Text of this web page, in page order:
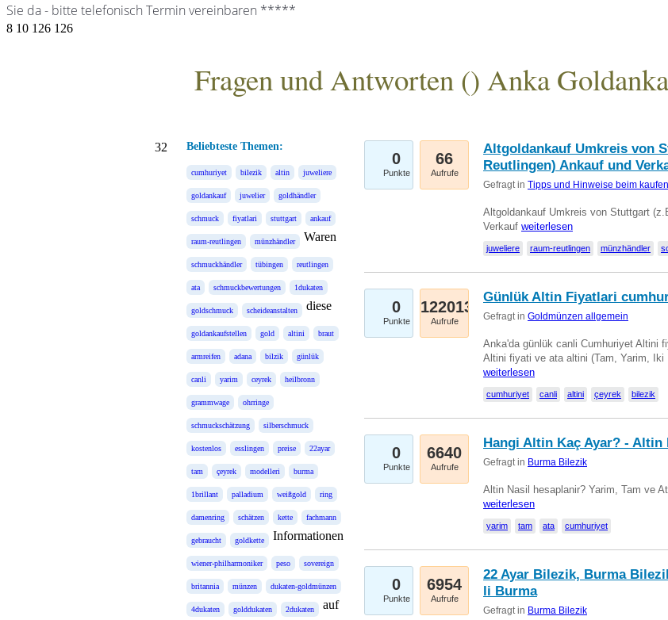
Sie da - bitte telefonisch Termin vereinbaren *****
8 10 126 126
Fragen und Antworten () Anka
Beliebteste Themen:
cumhuriyet bilezik altin juweliere
goldankauf juwelier goldhändler
schmuck fiyatlari stuttgart ankauf
raum-reutlingen münzhändler
schmuckhändler tübingen reutlingen
ata schmuckbewertungen 1dukaten
goldschmuck scheideanstalten
goldankaufstellen gold altini braut
armreifen adana bilzik günlük
canli yarim ceyrek heilbronn
grammwage ohrringe
schmuckschätzung silberschmuck
kostenlos esslingen preise 22ayar
tam çeyrek modelleri burma
1brillant palladium weißgold ring
damenring schätzen kette fachmann
gebraucht goldkette
wiener-philharmoniker peso sovereign
britannia münzen dukaten-goldmünzen
4dukaten golddukaten 2dukaten
Waren
diese
Informationen
auf
0
Punkte
66
Aufrufe
Altgoldankauf Umkreis von
Reutlingen) Ankauf und
Gefragt in Tipps und Hinweise beim
Altgoldankauf Umkreis von Stuttgart
Verkauf weiterlesen
juweliere raum-reutlingen münzhändler
0
Punkte
122013
Aufrufe
Günlük Altin Fiyatlari
Gefragt in Goldmünzen allgemein
Anka'da günlük canli Cumhuriyet Altini
Altini fiyati ve ata altini (Tam, Yarim,
weiterlesen
cumhuriyet canli altini çeyrek bilezik
0
Punkte
6640
Aufrufe
Hangi Altin Kaç Ayar? - Altin
Gefragt in Burma Bilezik
Altin Nasil hesaplanir? Yarim, Tam ve
weiterlesen
yarim tam ata cumhuriyet
0
Punkte
6954
Aufrufe
22 Ayar Bilezik, Burma
li Burma
Gefragt in Burma Bilezik
32